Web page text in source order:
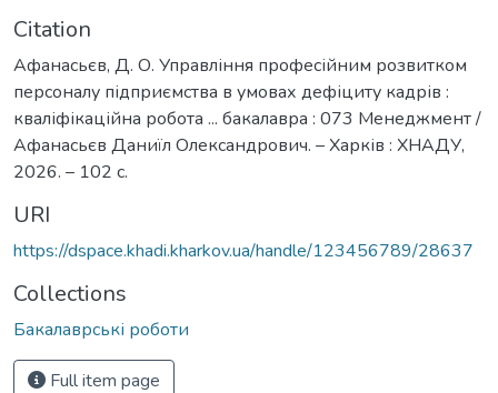
Citation
Афанасьєв, Д. О. Управління професійним розвитком
персоналу підприємства в умовах дефіциту кадрів :
кваліфікаційна робота ... бакалавра : 073 Менеджмент /
Афанасьєв Даниїл Олександрович. – Харків : ХНАДУ,
2026. – 102 с.
URI
https://dspace.khadi.kharkov.ua/handle/123456789/28637
Collections
Бакалаврські роботи
Full item page